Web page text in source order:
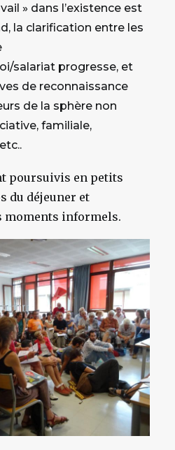
» dans l’existence est
la clarification entre les
salariat progresse, et
de reconnaissance
de la sphère non
familiale,
poursuivis en petits
du déjeuner et
moments informels.